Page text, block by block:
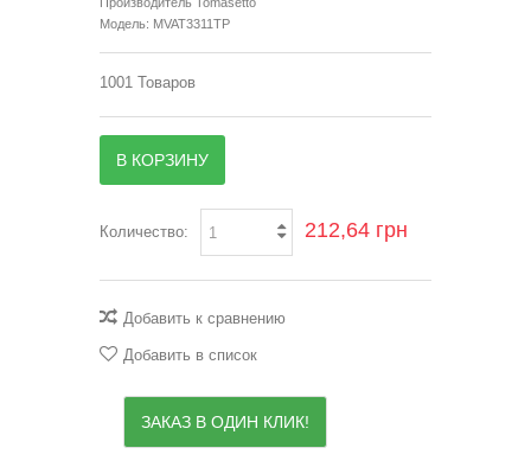
Модель: MVAT3311TP
1001 Товаров
В КОРЗИНУ
Количество: 212,64 грн
Добавить к сравнению
Добавить в список
ЗАКАЗ В ОДИН КЛИК!